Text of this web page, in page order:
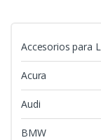
Accesorios para
Acura
Audi
BMW